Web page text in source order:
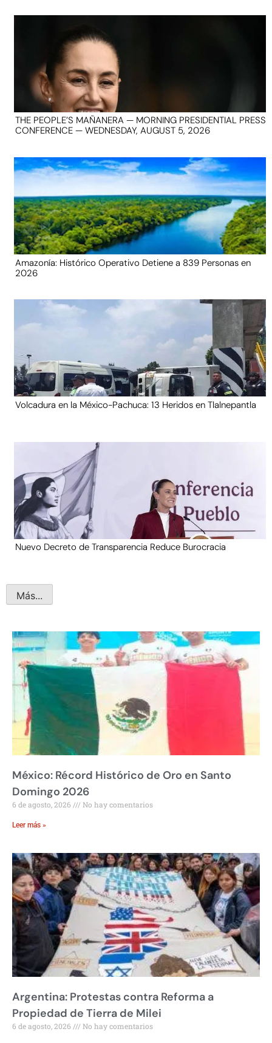
THE PEOPLE’S MAÑANERA — MORNING PRESIDENTIAL PRESS
CONFERENCE — WEDNESDAY, AUGUST 5, 2026
Amazonía: Histórico Operativo Detiene a 839 Personas en
2026
Volcadura en la México-Pachuca: 13 Heridos en Tlalnepantla
Nuevo Decreto de Transparencia Reduce Burocracia
Más...
México: Récord Histórico de Oro en Santo
Domingo 2026
6 de agosto, 2026 No hay comentarios
Leer más »
Argentina: Protestas contra Reforma a
Propiedad de Tierra de Milei
6 de agosto, 2026 No hay comentarios